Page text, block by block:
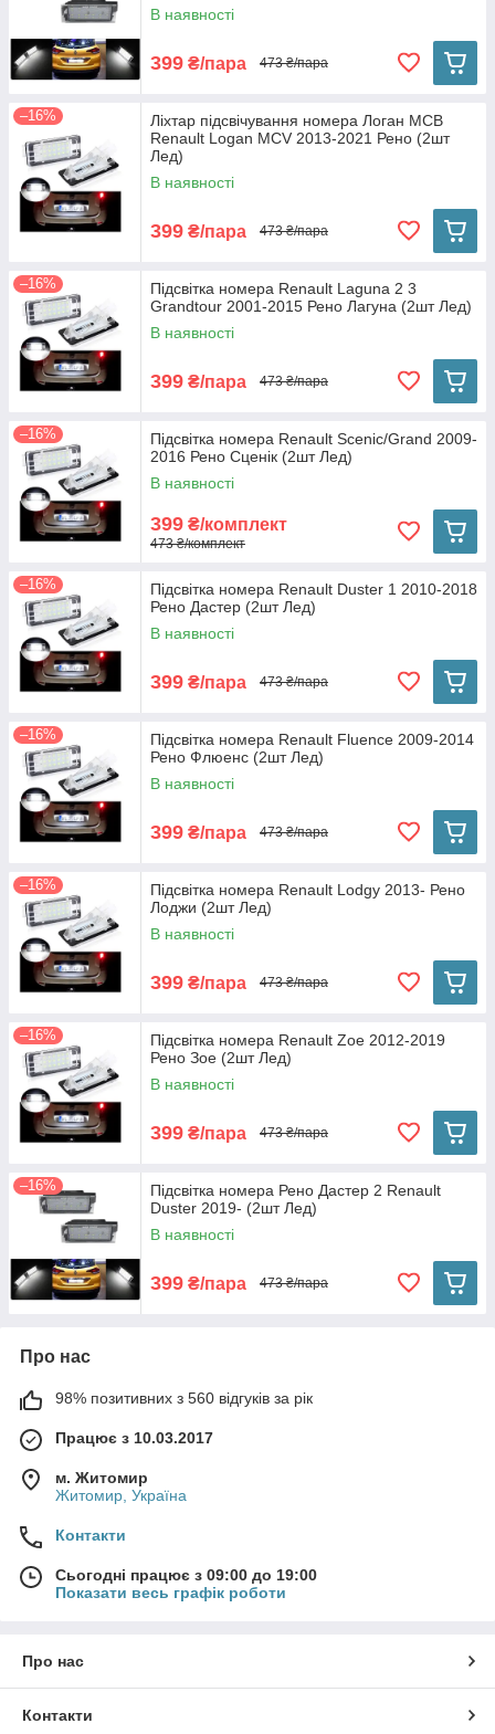
В наявності
399 ₴/пара 473 ₴/пара
–16%
Ліхтар підсвічування номера Логан МСВ
Renault Logan MCV 2013-2021 Рено (2шт
Лед)
В наявності
399 ₴/пара 473 ₴/пара
–16%
Підсвітка номера Renault Laguna 2 3
Grandtour 2001-2015 Рено Лагуна (2шт Лед)
В наявності
399 ₴/пара 473 ₴/пара
–16%
Підсвітка номера Renault Scenic/Grand 2009-
2016 Рено Сценік (2шт Лед)
В наявності
399 ₴/комплект
473 ₴/комплект
–16%
Підсвітка номера Renault Duster 1 2010-2018
Рено Дастер (2шт Лед)
В наявності
399 ₴/пара 473 ₴/пара
–16%
Підсвітка номера Renault Fluence 2009-2014
Рено Флюенс (2шт Лед)
В наявності
399 ₴/пара 473 ₴/пара
–16%
Підсвітка номера Renault Lodgy 2013- Рено
Лоджи (2шт Лед)
В наявності
399 ₴/пара 473 ₴/пара
–16%
Підсвітка номера Renault Zoe 2012-2019
Рено Зое (2шт Лед)
В наявності
399 ₴/пара 473 ₴/пара
–16%
Підсвітка номера Рено Дастер 2 Renault
Duster 2019- (2шт Лед)
В наявності
399 ₴/пара 473 ₴/пара
Про нас
98% позитивних з 560 відгуків за рік
Працює з 10.03.2017
м. Житомир
Житомир, Україна
Контакти
Сьогодні працює з 09:00 до 19:00
Показати весь графік роботи
Про нас
Контакти